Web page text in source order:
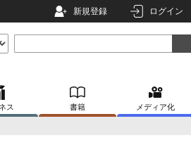
新規登録 ログイン
ス 書籍 メディア化